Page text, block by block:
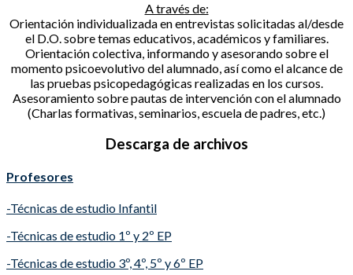
A través de:
Orientación individualizada en entrevistas solicitadas al/desde
el D.O. sobre temas educativos, académicos y familiares.
Orientación colectiva, informando y asesorando sobre el
momento psicoevolutivo del alumnado, así como el alcance de
las pruebas psicopedagógicas realizadas en los cursos.
Asesoramiento sobre pautas de intervención con el alumnado
(Charlas formativas, seminarios, escuela de padres, etc.)
Descarga de archivos
Profesores
-Técnicas de estudio Infantil
-Técnicas de estudio 1º y 2º EP
-Técnicas de estudio 3º, 4º, 5º y 6º EP